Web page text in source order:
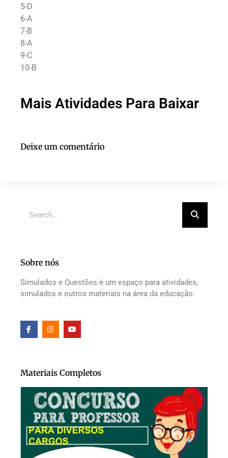
5-D
6-A
7-B
8-A
9-C
10-B
Mais Atividades Para Baixar
Deixe um comentário
Sobre nós
Simulados e Questões é um espaço para atividades,
simulados e outros materiais na área da educação.
Materiais Completos